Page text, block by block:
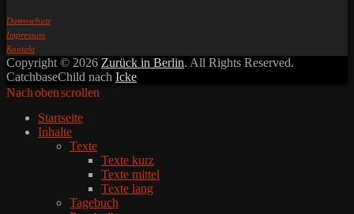
Datenschutz
Impressum
Kontakt
Copyright © 2026 Zurück in Berlin. All Rights Reserved.
CatchbaseChild nach Icke
Nach oben scrollen
Startseite
Inhalte
Texte
Texte kurz
Texte mittel
Texte lang
Tagebuch